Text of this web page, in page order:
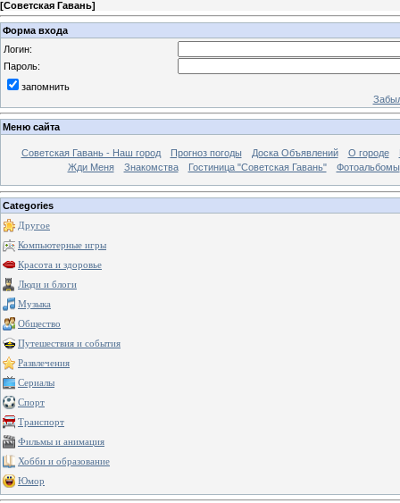
[Советская Гавань]
Форма входа
Логин:
Пароль:
запомнить
Меню сайта
Советская Гавань - Наш город Прогноз погоды Доска Объявлений О городе
Жди Меня
Знакомства Гостиница "Советская Гавань" Фотоальбомы
Categories
Другое
Компьютерные игры
Красота и здоровье
Люди и блоги
Музыка
Общество
Путешествия и события
Развлечения
Сериалы
Спорт
Транспорт
Фильмы и анимация
Хобби и образование
Юмор